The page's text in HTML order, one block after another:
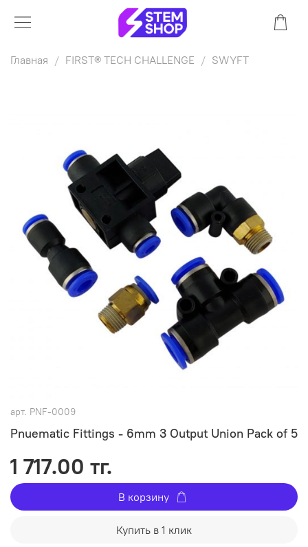
Главная FIRST® TECH CHALLENGE SWYFT
арт. PNF-0009
Pnuematic Fittings - 6mm 3 Output Union Pack of 5
1 717.00 тг.
В корзину
Купить в 1 клик